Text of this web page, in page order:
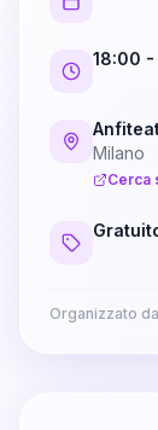
18:00 -
Milano
Cerca
Organizzato da